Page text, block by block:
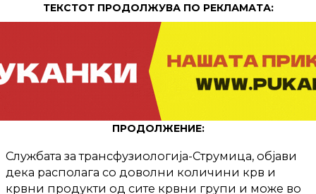
ТЕКСТОТ ПРОДОЛЖУВА ПО РЕКЛАМАТА:
ПРОДОЛЖЕНИЕ:
Службата за трансфузиологија-Струмица, објави
дека располага со доволни количини крв и
крвни продукти од сите крвни групи и може во